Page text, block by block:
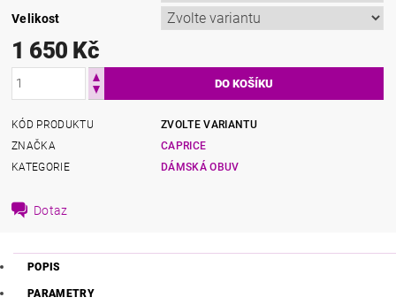
Velikost
1 650 Kč
KÓD PRODUKTU
ZVOLTE VARIANTU
ZNAČKA
CAPRICE
KATEGORIE
DÁMSKÁ OBUV
Dotaz
POPIS
PARAMETRY